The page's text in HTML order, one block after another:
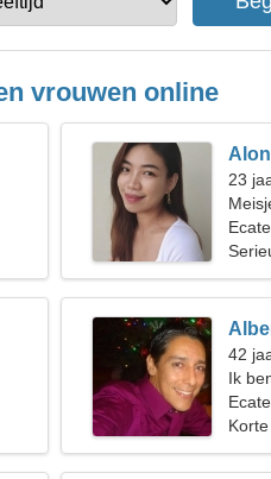
vrouwen online
23
42
Ik